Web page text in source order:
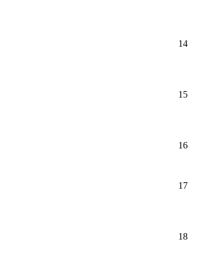
14
15
16
17
18